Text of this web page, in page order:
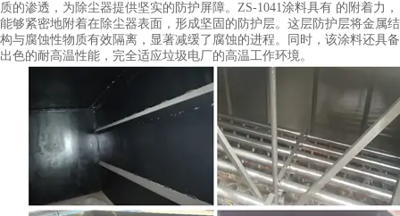
质的渗透，为除尘器提供坚实的防护屏障。ZS-1041涂料具有 的附着力，
能够紧密地附着在除尘器表面，形成坚固的防护层。这层防护层将金属结
构与腐蚀性物质有效隔离，显著减缓了腐蚀的进程。同时，该涂料还具备
出色的耐高温性能，完全适应垃圾电厂的高温工作环境。